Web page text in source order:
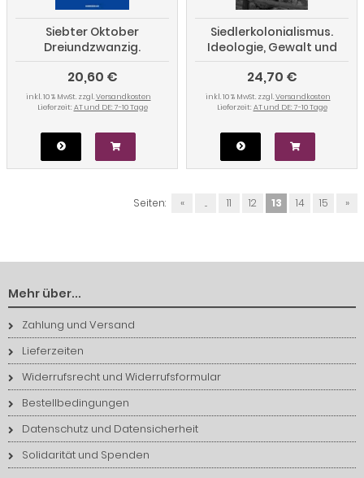
Siebter Oktober
Dreiundzwanzig.
Antizionismus und
Identitätspolitik
20,60 €
inkl. 10 % MwSt. zzgl.Versandkosten
Lieferzeit: AT und DE: 7-10 Tage
Siedlerkolonialismus.
Ideologie, Gewalt und
Gerechtigkeit
24,70 €
inkl. 10 % MwSt. zzgl.Versandkosten
Lieferzeit: AT und DE: 7-10 Tage
Seiten: « ... 11 12 13 14 15 »
Mehr über...
Zahlung und Versand
Lieferzeiten
Widerrufsrecht und Widerrufsformular
Bestellbedingungen
Datenschutz und Datensicherheit
Solidarität und Spenden